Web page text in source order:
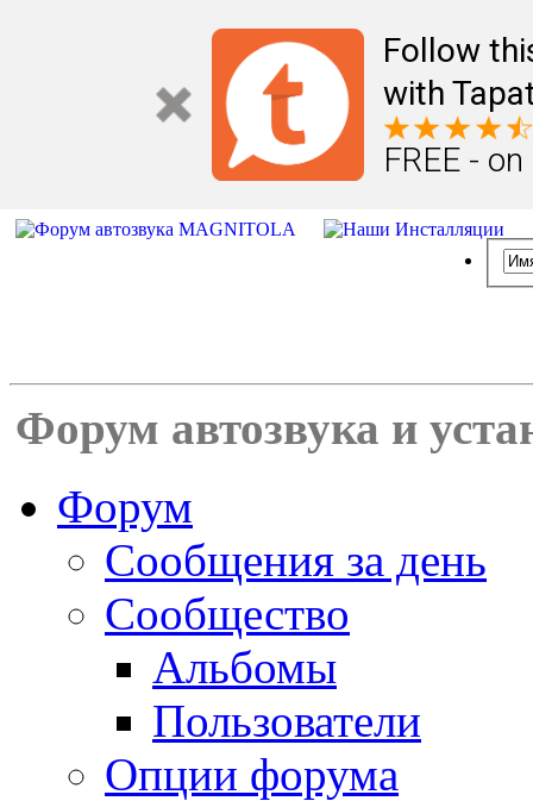
Follow
with
FREE -
Форум автозвука и
Форум
Сообщения за день
Сообщество
Альбомы
Пользователи
Опции форума